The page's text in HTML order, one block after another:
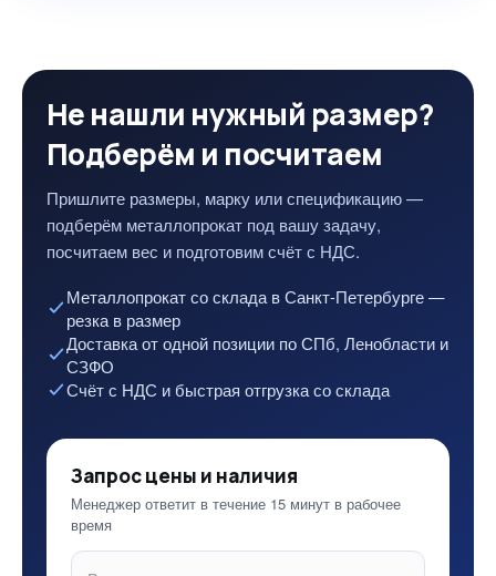
Не нашли нужный размер?
Подберём и посчитаем
Пришлите размеры, марку или спецификацию —
подберём металлопрокат под вашу задачу,
посчитаем вес и подготовим счёт с НДС.
Металлопрокат со склада в Санкт-Петербурге —
резка в размер
Доставка от одной позиции по СПб, Ленобласти и
СЗФО
Счёт с НДС и быстрая отгрузка со склада
Запрос цены и наличия
Менеджер ответит в течение 15 минут в рабочее
время